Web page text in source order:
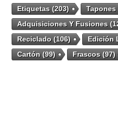
Etiquetas(203) Tapones
Adquisiciones Y Fusiones
Reciclado (106) Edición
Cartón (99) Frascos(97)